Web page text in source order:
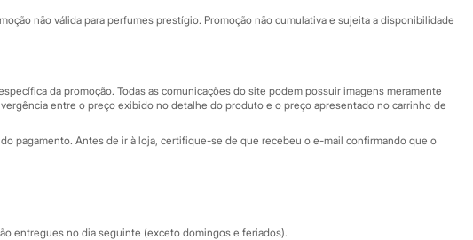
Fale conosco
Central de ética
Eventos
não válida para perfumes prestígio. Promoção não cumulativa e sujeita a disponibilidade
da promoção. Todas as comunicações do site podem possuir imagens meramente
entre o preço exibido no detalhe do produto e o preço apresentado no carrinho de
pagamento. Antes de ir à loja, certifique-se de que recebeu o e-mail confirmando que o
entregues no dia seguinte (exceto domingos e feriados).